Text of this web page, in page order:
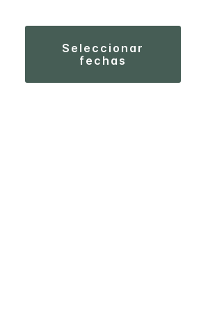
seleccionar
fechas